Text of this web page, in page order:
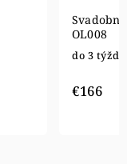
OL008
do 3
€166